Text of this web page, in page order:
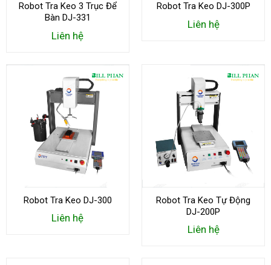
Robot Tra Keo 3 Trục Để
Bàn DJ-331
Liên hệ
Robot Tra Keo DJ-300P
Liên hệ
Robot Tra Keo DJ-300
Liên hệ
Robot Tra Keo Tự Động
DJ-200P
Liên hệ